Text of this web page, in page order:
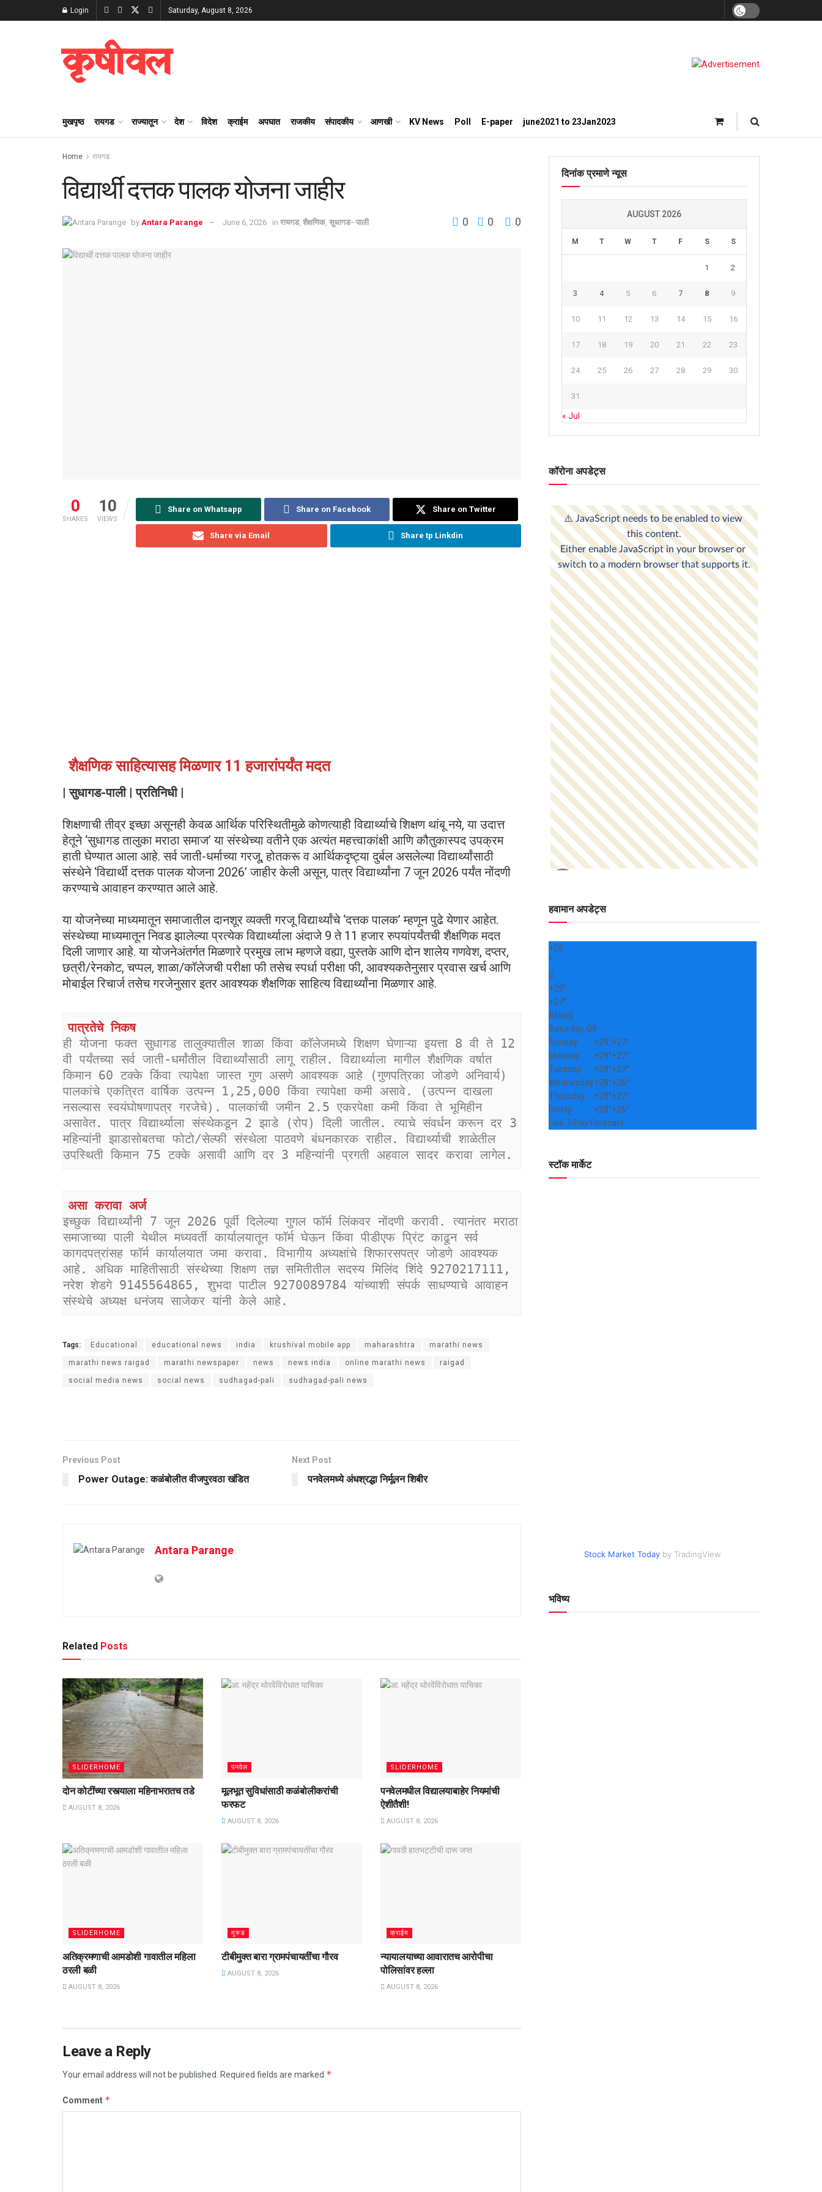
Login Saturday, August 8, 2026
कृषीवल
मुखपृष्ठ रायगड राज्यातून देश विदेश क्राईम अपघात राजकीय संपादकीय आणखी KV News Poll E-paper june2021 to 23Jan2023
Home रायगड
विद्यार्थी दत्तक पालक योजना जाहीर
by Antara Parange June 6, 2026 in रायगड, शैक्षणिक, सुधागड- पाली 0 0 0
0
SHARES
10
VIEWS
Share on Whatsapp Share on Facebook Share on Twitter
Share via Email Share tp Linkdin
शैक्षणिक साहित्यासह मिळणार 11 हजारांपर्यंत मदत
| सुधागड-पाली | प्रतिनिधी |
शिक्षणाची तीव्र इच्छा असूनही केवळ आर्थिक परिस्थितीमुळे कोणत्याही विद्यार्थ्याचे शिक्षण थांबू नये, या उदात्त
हेतूने ‘सुधागड तालुका मराठा समाज’ या संस्थेच्या वतीने एक अत्यंत महत्त्वाकांक्षी आणि कौतुकास्पद उपक्रम
हाती घेण्यात आला आहे. सर्व जाती-धर्माच्या गरजू, होतकरू व आर्थिकदृष्ट्या दुर्बल असलेल्या विद्यार्थ्यांसाठी
संस्थेने ‘विद्यार्थी दत्तक पालक योजना 2026’ जाहीर केली असून, पात्र विद्यार्थ्यांना 7 जून 2026 पर्यंत नोंदणी
करण्याचे आवाहन करण्यात आले आहे.
या योजनेच्या माध्यमातून समाजातील दानशूर व्यक्ती गरजू विद्यार्थ्यांचे ‘दत्तक पालक’ म्हणून पुढे येणार आहेत.
संस्थेच्या माध्यमातून निवड झालेल्या प्रत्येक विद्यार्थ्याला अंदाजे 9 ते 11 हजार रुपयांपर्यंतची शैक्षणिक मदत
दिली जाणार आहे. या योजनेअंतर्गत मिळणारे प्रमुख लाभ म्हणजे वह्या, पुस्तके आणि दोन शालेय गणवेश, दप्तर,
छत्री/रेनकोट, चप्पल, शाळा/कॉलेजची परीक्षा फी तसेच स्पर्धा परीक्षा फी, आवश्यकतेनुसार प्रवास खर्च आणि
मोबाईल रिचार्ज तसेच गरजेनुसार इतर आवश्यक शैक्षणिक साहित्य विद्यार्थ्यांना मिळणार आहे.
पात्रतेचे निकष
ही योजना फक्त सुधागड तालुक्यातील शाळा किंवा कॉलेजमध्ये शिक्षण घेणाऱ्या इयत्ता 8 वी ते 12
वी पर्यंतच्या सर्व जाती-धर्मांतील विद्यार्थ्यांसाठी लागू राहील. विद्यार्थ्याला मागील शैक्षणिक वर्षात
किमान 60 टक्के किंवा त्यापेक्षा जास्त गुण असणे आवश्यक आहे (गुणपत्रिका जोडणे अनिवार्य)
पालकांचे एकत्रित वार्षिक उत्पन्न 1,25,000 किंवा त्यापेक्षा कमी असावे. (उत्पन्न दाखला
नसल्यास स्वयंघोषणापत्र गरजेचे). पालकांची जमीन 2.5 एकरपेक्षा कमी किंवा ते भूमिहीन
असावेत. पात्र विद्यार्थ्याला संस्थेकडून 2 झाडे (रोप) दिली जातील. त्याचे संवर्धन करून दर 3
महिन्यांनी झाडासोबतचा फोटो/सेल्फी संस्थेला पाठवणे बंधनकारक राहील. विद्यार्थ्याची शाळेतील
उपस्थिती किमान 75 टक्के असावी आणि दर 3 महिन्यांनी प्रगती अहवाल सादर करावा लागेल.
असा करावा अर्ज
इच्छुक विद्यार्थ्यांनी 7 जून 2026 पूर्वी दिलेल्या गुगल फॉर्म लिंकवर नोंदणी करावी. त्यानंतर मराठा
समाजाच्या पाली येथील मध्यवर्ती कार्यालयातून फॉर्म घेऊन किंवा पीडीएफ प्रिंट काढून सर्व
कागदपत्रांसह फॉर्म कार्यालयात जमा करावा. विभागीय अध्यक्षांचे शिफारसपत्र जोडणे आवश्यक
आहे. अधिक माहितीसाठी संस्थेच्या शिक्षण तज्ञ समितीतील सदस्य मिलिंद शिंदे 9270217111,
नरेश शेडगे 9145564865, शुभदा पाटील 9270089784 यांच्याशी संपर्क साधण्याचे आवाहन
संस्थेचे अध्यक्ष धनंजय साजेकर यांनी केले आहे.
Tags: Educational educational news india krushival mobile app maharashtra marathi news
marathi news raigad marathi newspaper news news india online marathi news raigad
social media news social news sudhagad-pali sudhagad-pali news
Previous Post
Power Outage: कळंबोलीत वीजपुरवठा खंडित
Next Post
पनवेलमध्ये अंधश्रद्धा निर्मूलन शिबीर
Antara Parange
Related Posts
SLIDERHOME
दोन कोटींच्या रस्त्याला महिनाभरातच तडे
AUGUST 8, 2026
पनवेल
मूलभूत सुविधांसाठी कळंबोलीकरांची
फरफट
AUGUST 8, 2026
SLIDERHOME
पनवेलमधील विद्यालयाबाहेर नियमांची
ऐशीतैशी!
AUGUST 8, 2026
SLIDERHOME
अतिक्रमणाची आमडोशी गावातील महिला
ठरली बळी
AUGUST 8, 2026
मुरुड
टीबीमुक्त बारा ग्रामपंचायतींचा गौरव
AUGUST 8, 2026
क्राईम
न्यायालयाच्या आवारातच आरोपीचा
पोलिसांवर हल्ला
AUGUST 8, 2026
Leave a Reply
Your email address will not be published. Required fields are marked *
Comment *
दिनांक प्रमाणे न्यूस
AUGUST 2026
M T W T F S S
1 2
3 4 5 6 7 8 9
10 11 12 13 14 15 16
17 18 19 20 21 22 23
24 25 26 27 28 29 30
31
« Jul
कॉरोना अपडेट्स
हवामान अपडेट्स
+28
°
C
+29°
+27°
Alibag
Saturday, 08
Sunday
+29°+27°
Monday
+29°+27°
Tuesday
+28°+27°
Wednesday+28°+26°
Thursday
+28°+27°
Friday
+28°+26°
See 7-Day Forecast
स्टॉक मार्केट
Stock Market Today by TradingView
भविष्य